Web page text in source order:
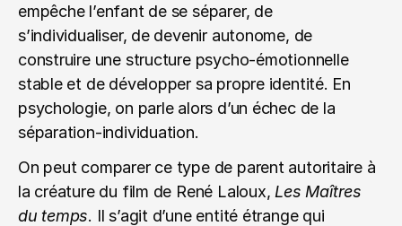
empêche l’enfant de se séparer, de
s’individualiser, de devenir autonome, de
construire une structure psycho-émotionnelle
stable et de développer sa propre identité. En
psychologie, on parle alors d’un échec de la
séparation-individuation.
On peut comparer ce type de parent autoritaire à
la créature du film de René Laloux, Les Maîtres
du temps. Il s’agit d’une entité étrange qui